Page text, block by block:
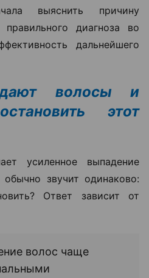
выяснить причину
диагноза во
дальнейшего
волосы и
этот
усиленное выпадение
звучит одинаково:
Ответ зависит от
волос чаще